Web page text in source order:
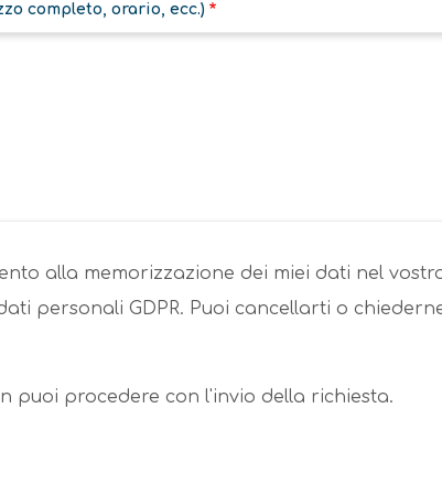
completo, orario, ecc.)
alla memorizzazione dei miei dati nel
personali GDPR. Puoi cancellarti o
puoi procedere con l'invio della richiesta.